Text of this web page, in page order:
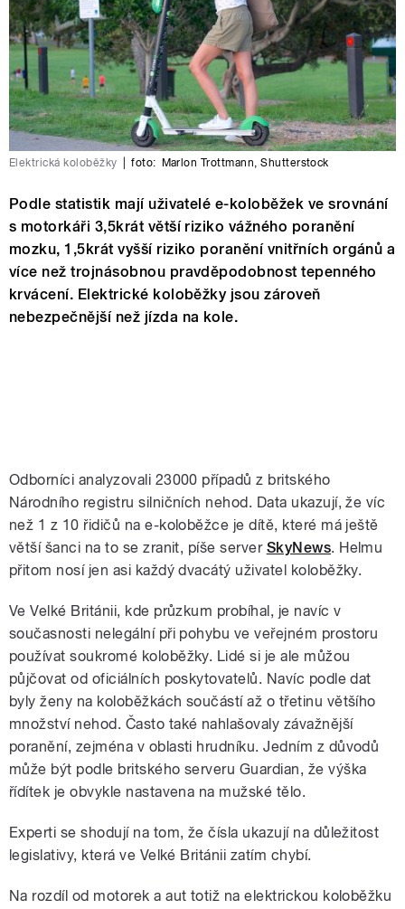
Elektrická koloběžky foto: Marlon Trottmann,Shutterstock
Podle statistik mají uživatelé e-koloběžek ve srovnání
s motorkáři 3,5krát větší riziko vážného poranění
mozku, 1,5krát vyšší riziko poranění vnitřních orgánů a
více než trojnásobnou pravděpodobnost tepenného
krvácení. Elektrické koloběžky jsou zároveň
nebezpečnější než jízda na kole.
Odborníci analyzovali 23000 případů z britského
Národního registru silničních nehod. Data ukazují, že víc
než 1 z 10 řidičů na e-koloběžce je dítě, které má ještě
větší šanci na to se zranit, píše server SkyNews. Helmu
přitom nosí jen asi každý dvacátý uživatel koloběžky.
Ve Velké Británii, kde průzkum probíhal, je navíc v
současnosti nelegální při pohybu ve veřejném prostoru
používat soukromé koloběžky. Lidé si je ale můžou
půjčovat od oficiálních poskytovatelů. Navíc podle dat
byly ženy na koloběžkách součástí až o třetinu většího
množství nehod. Často také nahlašovaly závažnější
poranění, zejména v oblasti hrudníku. Jedním z důvodů
může být podle britského serveru Guardian, že výška
řídítek je obvykle nastavena na mužské tělo.
Experti se shodují na tom, že čísla ukazují na důležitost
legislativy, která ve Velké Británii zatím chybí.
Na rozdíl od motorek a aut totiž na elektrickou koloběžku